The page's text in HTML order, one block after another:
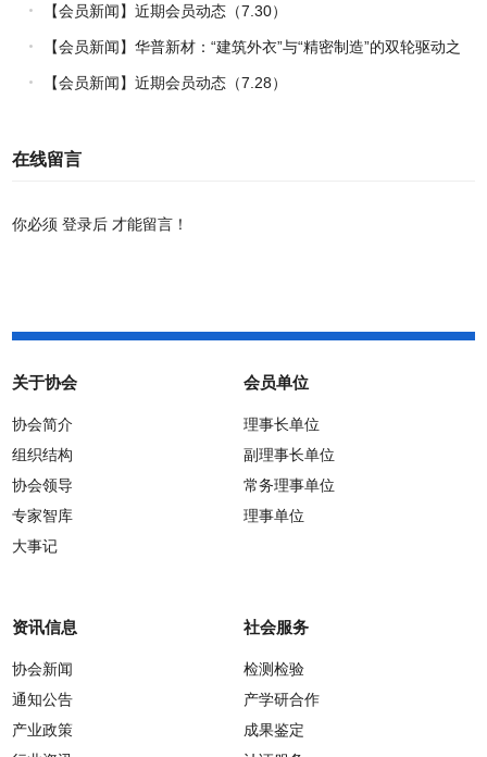
【会员新闻】近期会员动态（7.30）
【会员新闻】华普新材：“建筑外衣”与“精密制造”的双轮驱动之
路
【会员新闻】近期会员动态（7.28）
在线留言
你必须登录后 才能留言！
关于协会
协会简介
组织结构
协会领导
专家智库
大事记
会员单位
理事长单位
副理事长单位
常务理事单位
理事单位
资讯信息
协会新闻
通知公告
产业政策
社会服务
检测检验
产学研合作
成果鉴定